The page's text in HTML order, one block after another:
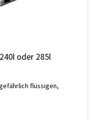
oder 285l
flüssigen,